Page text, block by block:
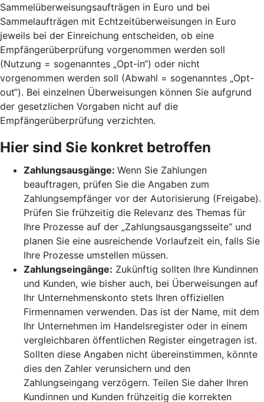
Sammelüberweisungsaufträgen in Euro und bei
Sammelaufträgen mit Echtzeitüberweisungen in Euro
jeweils bei der Einreichung entscheiden, ob eine
Empfängerüberprüfung vorgenommen werden soll
(Nutzung = sogenanntes „Opt-in“) oder nicht
vorgenommen werden soll (Abwahl = sogenanntes „Opt-
out“). Bei einzelnen Überweisungen können Sie aufgrund
der gesetzlichen Vorgaben nicht auf die
Empfängerüberprüfung verzichten.
Hier sind Sie konkret betroffen
Zahlungsausgänge: Wenn Sie Zahlungen
beauftragen, prüfen Sie die Angaben zum
Zahlungsempfänger vor der Autorisierung (Freigabe).
Prüfen Sie frühzeitig die Relevanz des Themas für
Ihre Prozesse auf der „Zahlungsausgangsseite“ und
planen Sie eine ausreichende Vorlaufzeit ein, falls Sie
Ihre Prozesse umstellen müssen.
Zahlungseingänge: Zukünftig sollten Ihre Kundinnen
und Kunden, wie bisher auch, bei Überweisungen auf
Ihr Unternehmenskonto stets Ihren offiziellen
Firmennamen verwenden. Das ist der Name, mit dem
Ihr Unternehmen im Handelsregister oder in einem
vergleichbaren öffentlichen Register eingetragen ist.
Sollten diese Angaben nicht übereinstimmen, könnte
dies den Zahler verunsichern und den
Zahlungseingang verzögern. Teilen Sie daher Ihren
Kundinnen und Kunden frühzeitig die korrekten